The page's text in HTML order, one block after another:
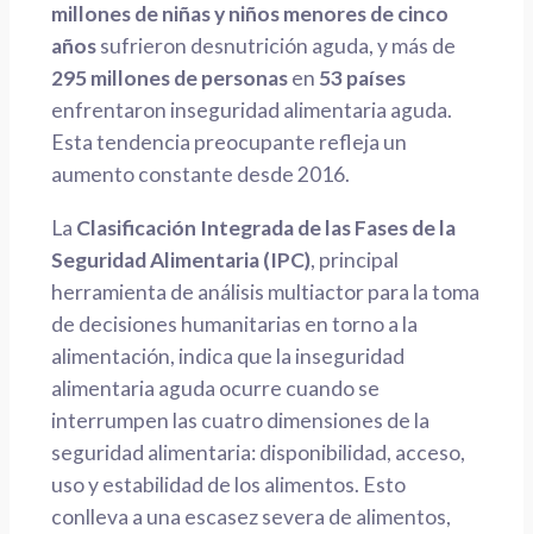
millones de niñas y niños menores de cinco
añossufrieron desnutrición aguda, y más de
295 millones de personasen 53 países
enfrentaron inseguridad alimentaria aguda.
Esta tendencia preocupante refleja un
aumento constante desde 2016.
La Clasificación Integrada de las Fases de la
Seguridad Alimentaria (IPC), principal
herramienta de análisis multiactor para la toma
de decisiones humanitarias en torno a la
alimentación, indica que la inseguridad
alimentaria aguda ocurre cuando se
interrumpen las cuatro dimensiones de la
seguridad alimentaria: disponibilidad, acceso,
uso y estabilidad de los alimentos. Esto
conlleva a una escasez severa de alimentos,